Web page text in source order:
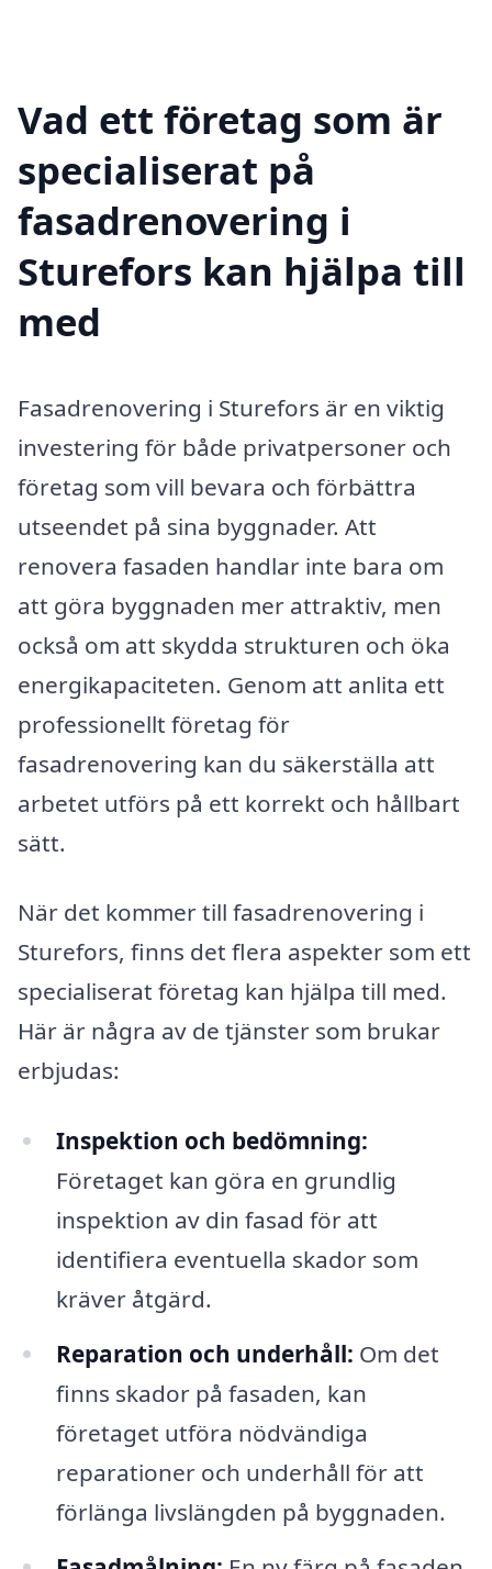
Vad ett företag som är
specialiserat på
fasadrenovering i
Sturefors kan hjälpa till
med
Fasadrenovering i Sturefors är en viktig
investering för både privatpersoner och
företag som vill bevara och förbättra
utseendet på sina byggnader. Att
renovera fasaden handlar inte bara om
att göra byggnaden mer attraktiv, men
också om att skydda strukturen och öka
energikapaciteten. Genom att anlita ett
professionellt företag för
fasadrenovering kan du säkerställa att
arbetet utförs på ett korrekt och hållbart
sätt.
När det kommer till fasadrenovering i
Sturefors, finns det flera aspekter som ett
specialiserat företag kan hjälpa till med.
Här är några av de tjänster som brukar
erbjudas:
Inspektion och bedömning:
Företaget kan göra en grundlig
inspektion av din fasad för att
identifiera eventuella skador som
kräver åtgärd.
Reparation och underhåll: Om det
finns skador på fasaden, kan
företaget utföra nödvändiga
reparationer och underhåll för att
förlänga livslängden på byggnaden.